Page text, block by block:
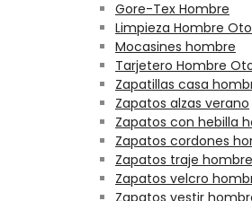
Gore-Tex Hombre
Limpieza Hombre
Mocasines hombre
Tarjetero Hombre
Zapatillas casa
Zapatos alzas verano
Zapatos con hebilla
Zapatos cordones
Zapatos traje hombre
Zapatos velcro
Zapatos vestir